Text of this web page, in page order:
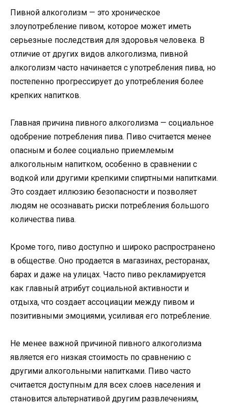
Пивной алкоголизм — это хроническое
злоупотребление пивом, которое может иметь
серьезные последствия для здоровья человека. В
отличие от других видов алкоголизма, пивной
алкоголизм часто начинается с употребления пива, но
постепенно прогрессирует до употребления более
крепких напитков.
Главная причина пивного алкоголизма — социальное
одобрение потребления пива. Пиво считается менее
опасным и более социально приемлемым
алкогольным напитком, особенно в сравнении с
водкой или другими крепкими спиртными напитками.
Это создает иллюзию безопасности и позволяет
людям не осознавать риски потребления большого
количества пива.
Кроме того, пиво доступно и широко распространено
в обществе. Оно продается в магазинах, ресторанах,
барах и даже на улицах. Часто пиво рекламируется
как главный атрибут социальной активности и
отдыха, что создает ассоциации между пивом и
позитивными эмоциями, усиливая его потребление.
Не менее важной причиной пивного алкоголизма
является его низкая стоимость по сравнению с
другими алкогольными напитками. Пиво часто
считается доступным для всех слоев населения и
становится альтернативой другим развлечениям,